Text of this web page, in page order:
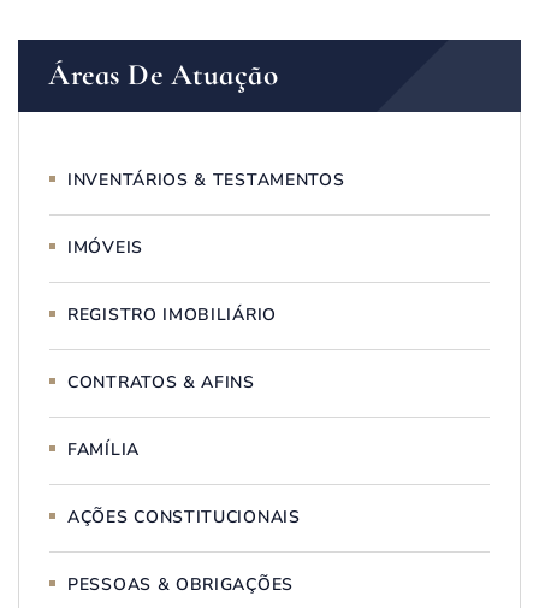
Áreas De Atuação
INVENTÁRIOS & TESTAMENTOS
IMÓVEIS
REGISTRO IMOBILIÁRIO
CONTRATOS & AFINS
FAMÍLIA
AÇÕES CONSTITUCIONAIS
PESSOAS & OBRIGAÇÕES